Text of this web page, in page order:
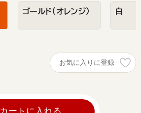
ゴールド（オレンジ） 白
お気に入りに登録
カートに入れる